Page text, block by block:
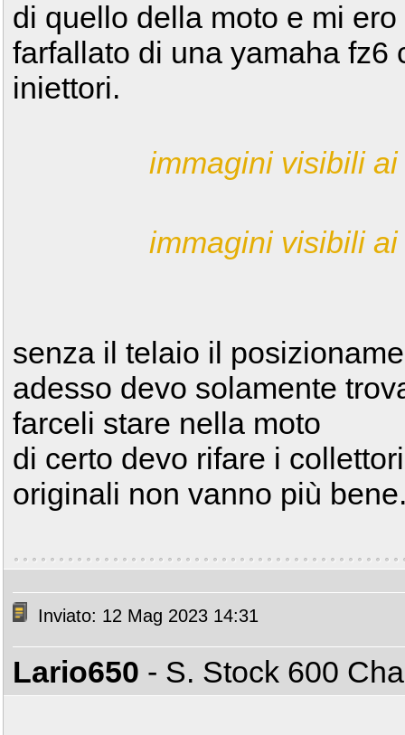
di quello della moto e mi
farfallato di una yamaha fz6
iniettori.
immagini visibili
immagini visibili
senza il telaio il
adesso devo solamente
farceli stare nella moto
di certo devo rifare i
originali non vanno più
Inviato: 12 Mag 2023 14:31
Lario650 - S. Stock 600